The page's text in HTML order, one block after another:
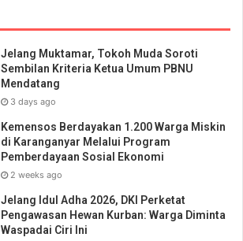
Jelang Muktamar, Tokoh Muda Soroti
Sembilan Kriteria Ketua Umum PBNU
Mendatang
3 days ago
Kemensos Berdayakan 1.200 Warga Miskin
di Karanganyar Melalui Program
Pemberdayaan Sosial Ekonomi
2 weeks ago
Jelang Idul Adha 2026, DKI Perketat
Pengawasan Hewan Kurban: Warga Diminta
Waspadai Ciri Ini